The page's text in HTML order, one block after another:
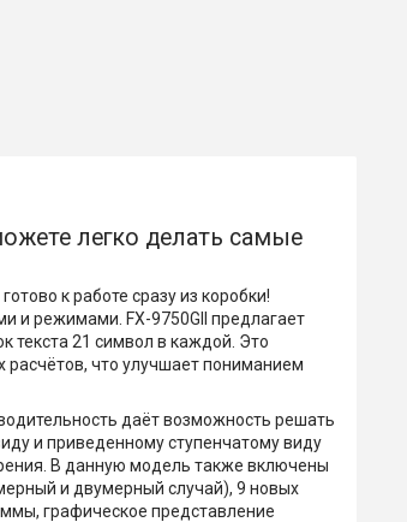
легко делать самые
к работе сразу из коробки!
и режимами. FX-9750GII предлагает
текста 21 символ в каждой. Это
расчётов, что улучшает пониманием
даёт возможность решать
и приведенному ступенчатому виду
В данную модель также включены
и двумерный случай), 9 новых
графическое представление